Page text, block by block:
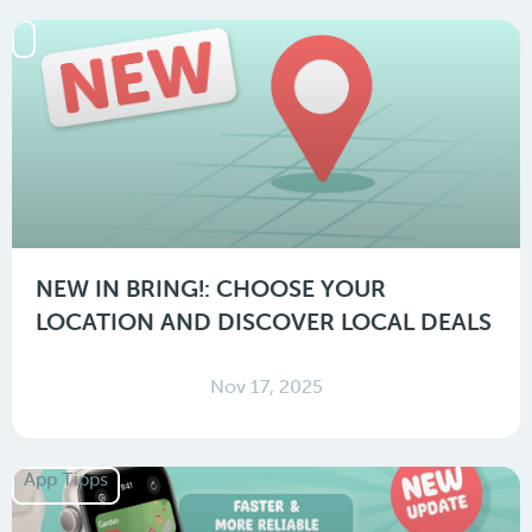
NEW IN BRING!: CHOOSE YOUR
LOCATION AND DISCOVER LOCAL DEALS
Nov 17, 2025
App Tipps